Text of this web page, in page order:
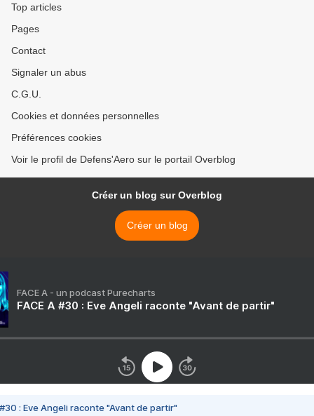
Top articles
Pages
Contact
Signaler un abus
C.G.U.
Cookies et données personnelles
Préférences cookies
Voir le profil de Defens'Aero sur le portail Overblog
Créer un blog sur Overblog
Créer un blog
FACE A - un podcast Purecharts
FACE A #30 : Eve Angeli raconte "Avant de partir"
#30 : Eve Angeli raconte "Avant de partir"